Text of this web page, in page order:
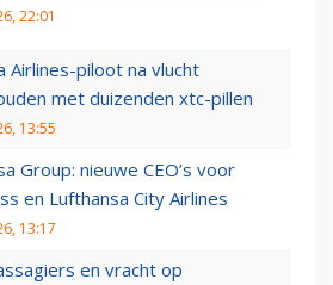
22:01
Airlines-piloot na vlucht
met duizenden xtc-pillen
13:55
Group: nieuwe CEO’s voor
en Lufthansa City Airlines
13:17
en vracht op